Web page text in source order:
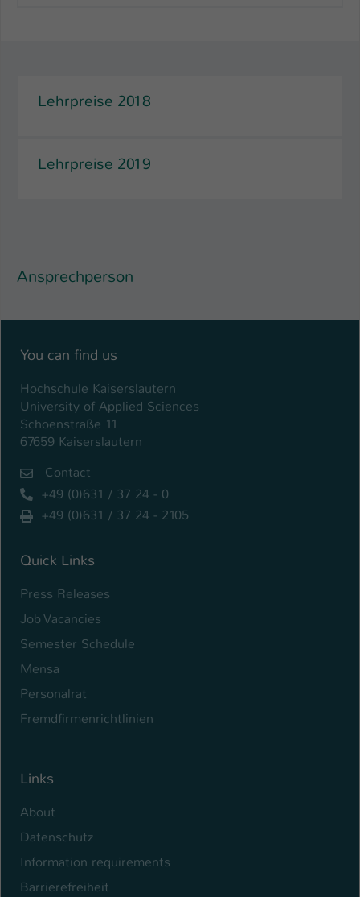
Lehrpreise 2018
Lehrpreise 2019
Ansprechperson
You can find us
Hochschule Kaiserslautern
University of Applied Sciences
Schoenstraße 11
67659 Kaiserslautern
Contact
+49 (0)631 / 37 24 - 0
+49 (0)631 / 37 24 - 2105
Quick Links
Press Releases
Job Vacancies
Semester Schedule
Mensa
Personalrat
Fremdfirmenrichtlinien
Links
About
Datenschutz
Information requirements
Barrierefreiheit